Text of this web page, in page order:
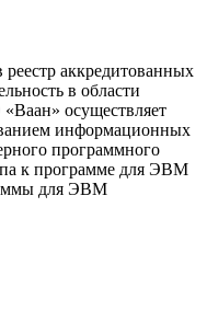
аккредитованных
в области
осуществляет
информационных
программного
к программе для ЭВМ
для ЭВМ